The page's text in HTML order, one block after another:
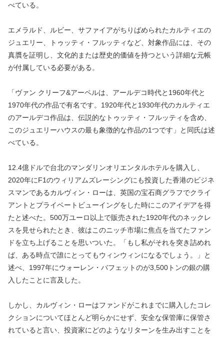
べている。
エメラルド、ルビー、サファイアがちりばめられたカルティエの
ジュエリー、トゥッティ・フルッティなど、対象作品には、その
真贋を証明し、文化的または歴史的価値を持つという詳細な元帳
が付属している必要がある。
「ヴァン クリーフ&アーペルは、アールデコ時代と1960年代と
1970年代の作品で有名です。1920年代と1930年代のカルティエ
のアールデコ作品は、伝説的なトゥッティ・フルッティを含め、
このジュエリーハウスの最も象徴的な作品の1つです」と同氏は述
べている。
12.4億ドルで台北のマンダリンオリエンタルホテルを購入し、
2020年にF1のウィリアムズレーシングにも投資した香港のビジネ
スマンであるカルヴィン・ローは、英国の宝石商グラフでクライ
アントとプライベートビューイングをした時にこのアイデアを得
たと述べた。500万ユーロ以上で販売された1920年代のネックレ
スを見せられたとき、彼はこのニッチ市場に焦点を当てたファン
ドを立ち上げることを思いついた。「もし私がそれを突き詰めれ
ば、ある時点で誰にとってもウィンウィンになるでしょう。」と
述べ、1997年にウォーレン・バフェットのが3,500トンの銀の購
入したことに言及した。
しかし、カルヴィン・ローはファンドがこれまでに購入したコレ
クションについてほとんど明らかにせず、安全な保管庫に保管さ
れていると言い、投資家にどのようなリターンを生み出すことを